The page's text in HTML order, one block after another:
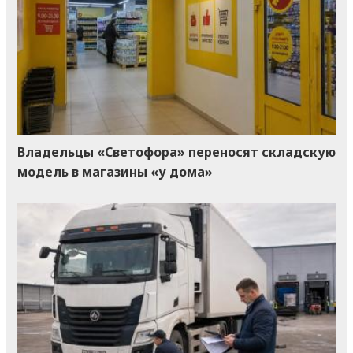
Владельцы «Светофора» переносят складскую
модель в магазины «у дома»